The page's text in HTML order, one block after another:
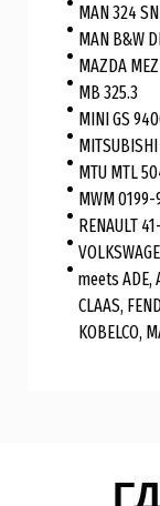
MAN 324
MAN B&W
MAZDA
MB 325.3
MINI GS
MTU MTL
MWM
RENAULT
meets ADE,
CLAAS,
KOBELCO,